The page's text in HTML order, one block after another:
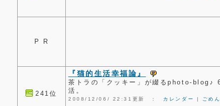
P R
241位
『猫的生活幸福論』
茶トラの「クッキー」が綴るphoto-blog♪
活。
2008/12/06/ 22:31更新 ： カレンダー | ごめ